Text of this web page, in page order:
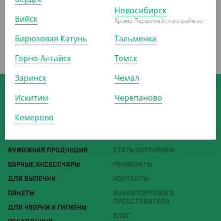
ОДНОРАЗОВАЯ УПАКОВКА
БУМАЖНАЯ ПРОДУКЦИЯ
БАРНЫЕ АКСЕССУАРЫ
ДЛЯ ВЫПЕЧКИ
ПАКЕТЫ
ДЛЯ УБОРКИ И ГИГИЕНЫ
СТАТЬ ПАРТНЁРОМ
РЕКВИЗИТЫ
КОНТАКТЫ
ВЫЗОВ ТОРГОВОГО
ПРЕДСТАВИТЕЛЯ
БЛОГ
интернет-магазина Yans
Бийск
Бирюзовая Катунь
Горно-Алтайск
Заринск
Искитим
Кемерово
Новосибирск
Кроме Первомайского района
Тальменка
Томск
Чемал
Черепаново